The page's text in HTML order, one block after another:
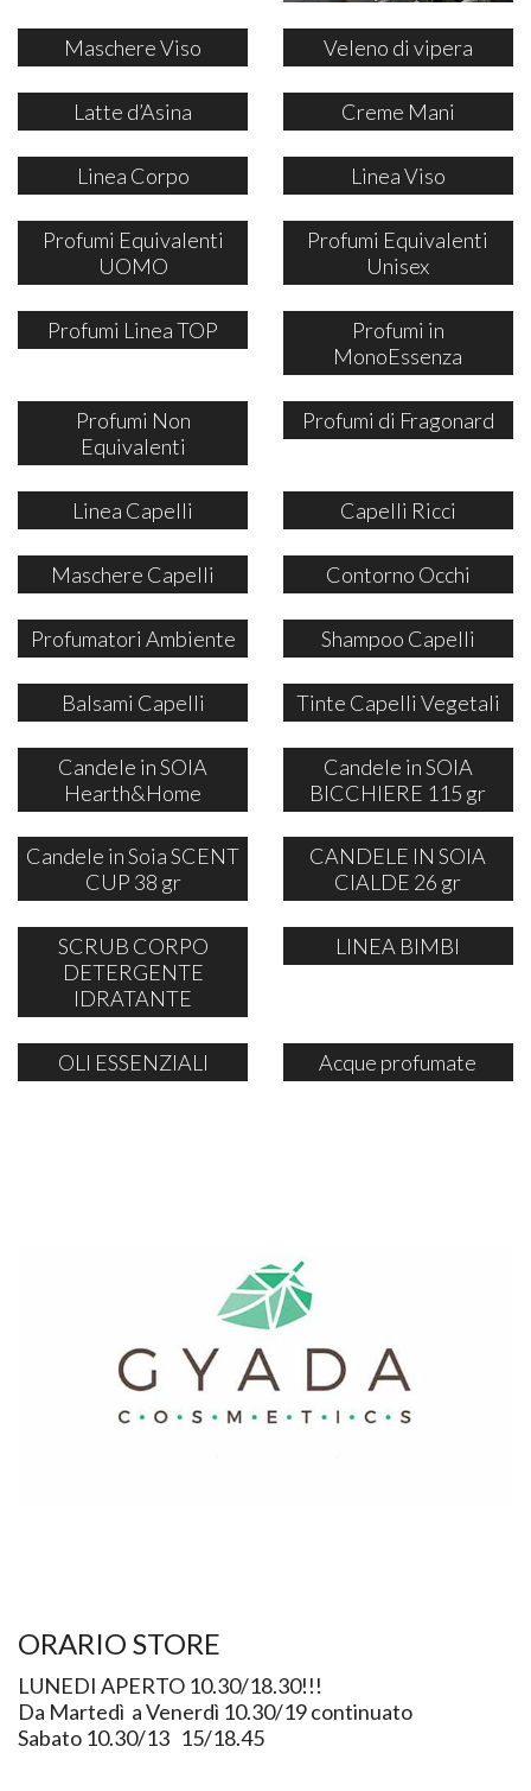
Maschere Viso Veleno di vipera
Latte d’Asina Creme Mani
Linea Corpo Linea Viso
Profumi Equivalenti
UOMO
Profumi Equivalenti
Unisex
Profumi Linea TOP
Profumi in
MonoEssenza
Profumi Non
Equivalenti
Profumi di Fragonard
Linea Capelli Capelli Ricci
Maschere Capelli Contorno Occhi
Profumatori Ambiente Shampoo Capelli
Balsami Capelli Tinte Capelli Vegetali
Candele in SOIA
Hearth&Home
Candele in SOIA
BICCHIERE 115 gr
Candele in Soia SCENT
CUP 38 gr
CANDELE IN SOIA
CIALDE 26 gr
SCRUB CORPO
DETERGENTE
IDRATANTE
LINEA BIMBI
OLI ESSENZIALI Acque profumate
ORARIO STORE
LUNEDI APERTO 10.30/18.30!!!
Da Martedì a Venerdì 10.30/19 continuato
Sabato 10.30/13 15/18.45